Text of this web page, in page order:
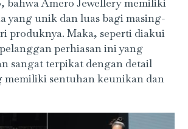
bahwa Amero Jewellery memiliki
yang unik dan luas bagi masing-
produknya. Maka, seperti diakui
perhiasan ini yang
sangat terpikat dengan detail
memiliki sentuhan keunikan dan